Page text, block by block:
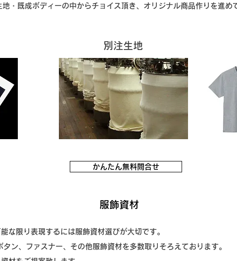
・既成ボディーの中からチョイス頂き、オリジナル商品作りを進め
別注生地
かんたん無料問合せ
​服飾資材
な限り表現するには服飾資材選びが大切です。
ン、ファスナー、その他服飾資材を多数取りそろえております。